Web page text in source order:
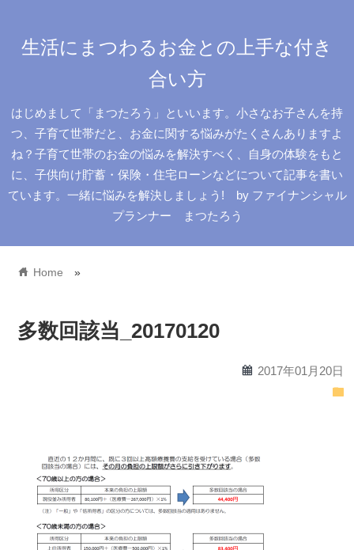
生活にまつわるお金との上手な付き
合い方
はじめまして「まつたろう」といいます。小さなお子さんを持
つ、子育て世帯だと、お金に関する悩みがたくさんありますよ
ね？子育て世帯のお金の悩みを解決すべく、自身の体験をもと
に、子供向け貯蓄・保険・住宅ローンなどについて記事を書い
ています。一緒に悩みを解決しましょう! by ファイナンシャル
プランナー まつたろう
home Home »
多数回該当_20170120
calendar 2017年01月20日
folder